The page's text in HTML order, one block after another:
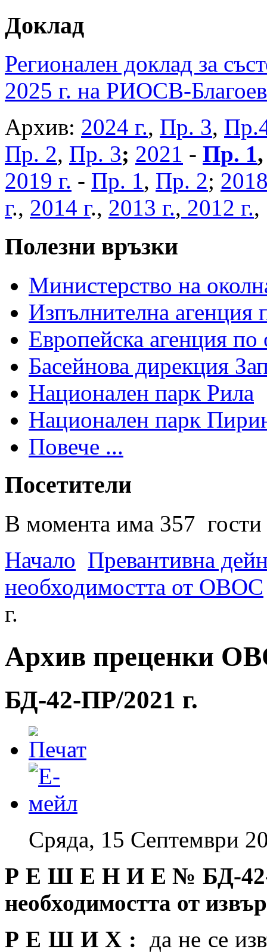
Доклад
Регионален доклад за
2025 г. на РИОСВ-
Архив: 2024 г., Пр. 3,
Пр. 2, Пр. 3; 2021 - Пр. 1
2019 г. - Пр. 1, Пр. 2;
г., 2014 г., 2013 г., 2012 г.
Полезни връзки
Министерство на
Изпълнителна агенция
Европейска агенция по
Басейнова дирекция
Национален парк Рила
Национален парк
Повече ...
Посетители
В момента има 357 гости
Начало Превантивна
необходимостта от ОВОС
г.
Архив преценки
БД-42-ПР/2021 г.
Сряда, 15 Септември
Р Е Ш Е Н И Е № БД-
необходимостта от
Р Е Ш И Х : да не се